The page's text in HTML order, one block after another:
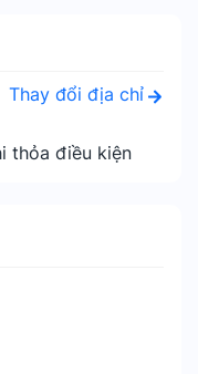
Thay đổi địa chỉ
thỏa điều kiện